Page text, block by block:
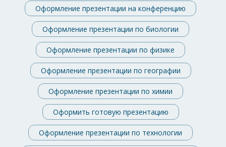
Оформление презентации на конференцию
Оформление презентации по биологии
Оформление презентации по физике
Оформление презентации по географии
Оформление презентации по химии
Оформить готовую презентацию
Оформление презентации по технологии